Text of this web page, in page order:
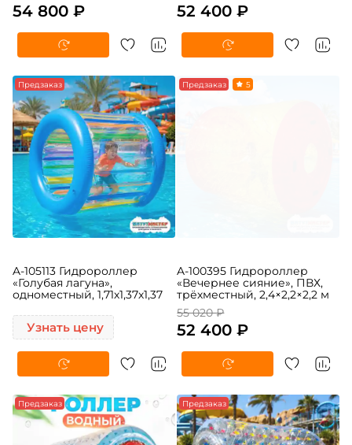
57 540 ₽
54 800 ₽
55 020 ₽
52 400 ₽
Предзаказ
A-105113 Гидророллер
одноместный, 1,71х1,37х1,37
Узнать цену
A-100395 Гидророллер
«Вечернее сияние», ПВХ,
трёхместный, 2,4×2,2×2,2 м
55 020 ₽
52 400 ₽
Предзаказ